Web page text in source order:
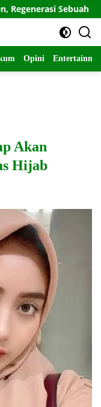
Sebuah Keniscayaan
Opini
Akan
Hijab